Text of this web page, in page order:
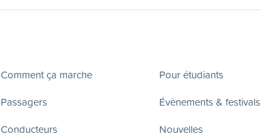
Comment ça marche
Passagers
Conducteurs
Pour étudiants
Évènements & festivals
Nouvelles